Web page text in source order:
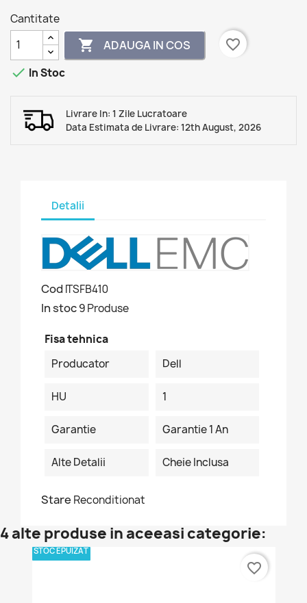
Cantitate
 ADAUGA IN COS
favorite_border
 In Stoc
Livrare In: 1 Zile Lucratoare
Data Estimata de Livrare: 12th August, 2026
Detalii
Cod ITSFB410
In stoc9 Produse
Fisa tehnica
Producator
Dell
HU 1
Garantie Garantie 1 An
Alte Detalii Cheie Inclusa
Stare Reconditionat
4 alte produse in aceeasi categorie:
STOC EPUIZAT
favorite_border